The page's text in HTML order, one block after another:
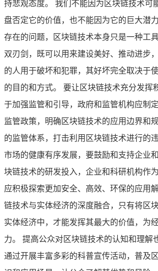
持悲观态度。 我们不能因为区块链技术可
盘否定它的价值，也不能因为它的巨大潜
存在的问题，区块链技术本身只是一种工
双刃剑，既可以用来建设美好、推动进步
的人用于破坏和犯罪，其好坏完全取决于
的目的和方式。 要让区块链技术充分发挥
于加强监管和引导，政府和监管机构应制
监管政策，明确区块链技术的应用边界和
的监管体系，打击利用区块链技术进行的
市场的健康有序发展，要鼓励和支持企业
块链技术的研发投入，企业和科研机构作
应积极探索更加安全、高效、环保的应用
链技术与实体经济的深度融合，只有将区
实体经济中，才能发挥其最大的价值，为
力。 提高公众对区块链技术的认知和理解
通过开展丰富多彩的科普宣传活动，普及